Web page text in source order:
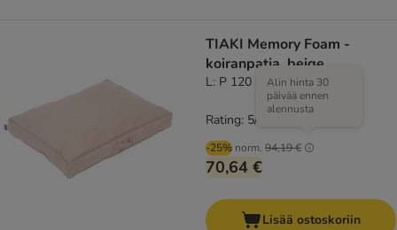
TIAKI Memory Foam -
koiranpatja, beige
L: P 120 x L 90 x K 19 cm
-25% norm. 94,19 €
Alin hinta 30
päivää ennen
alennusta
70,64 €
Rating: 5/5
Lisää ostoskoriin